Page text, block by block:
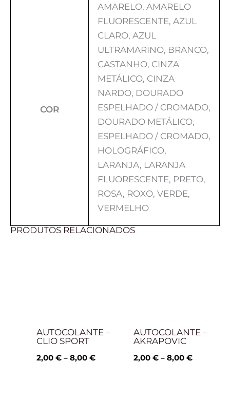
COR
AMARELO, AMARELO
FLUORESCENTE, AZUL
CLARO, AZUL
ULTRAMARINO, BRANCO,
CASTANHO, CINZA
METÁLICO, CINZA
NARDO, DOURADO
ESPELHADO / CROMADO,
DOURADO METÁLICO,
ESPELHADO / CROMADO,
HOLOGRÁFICO,
LARANJA, LARANJA
FLUORESCENTE, PRETO,
ROSA, ROXO, VERDE,
VERMELHO
PRODUTOS RELACIONADOS
AUTOCOLANTE –
CLIO SPORT
2,00 € – 8,00 €
AUTOCOLANTE –
AKRAPOVIC
2,00 € – 8,00 €